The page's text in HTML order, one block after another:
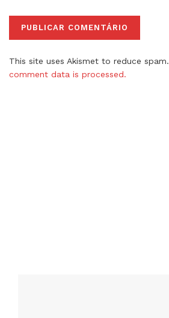
This site uses Akismet to reduce spam.
comment data is processed.